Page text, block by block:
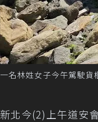
一名林姓女子今午駕駛
新北今(2)上午道安